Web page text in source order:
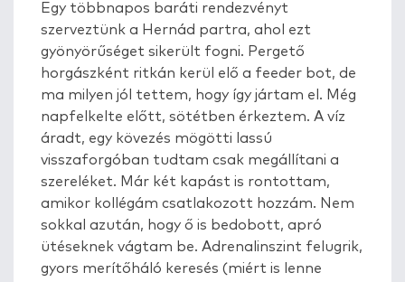
Egy többnapos baráti rendezvényt
szerveztünk a Hernád partra, ahol ezt
gyönyörűséget sikerült fogni. Pergető
horgászként ritkán kerül elő a feeder bot, de
ma milyen jól tettem, hogy így jártam el. Még
napfelkelte előtt, sötétben érkeztem. A víz
áradt, egy kövezés mögötti lassú
visszaforgóban tudtam csak megállítani a
szereléket. Már két kapást is rontottam,
amikor kollégám csatlakozott hozzám. Nem
sokkal azután, hogy ő is bedobott, apró
ütéseknek vágtam be. Adrenalinszint felugrik,
gyors merítőháló keresés (miért is lenne